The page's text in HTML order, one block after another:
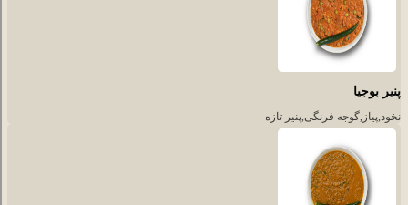
پنیر بوجیا
نخود,پیاز,گوجه فرنگی,پنیر تازه